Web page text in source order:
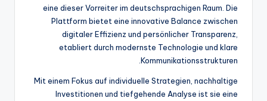
eine dieser Vorreiter im deutschsprachigen Raum. Die
Plattform bietet eine innovative Balance zwischen
digitaler Effizienz und persönlicher Transparenz,
etabliert durch modernste Technologie und klare
Kommunikationsstrukturen.
Mit einem Fokus auf individuelle Strategien, nachhaltige
Investitionen und tiefgehende Analyse ist sie eine